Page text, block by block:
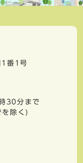
1番1号
30分まで
除く)